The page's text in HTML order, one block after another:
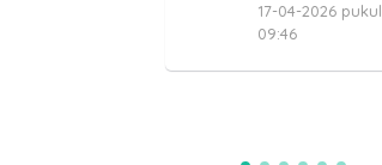
17-04-2026 pukul
09:46